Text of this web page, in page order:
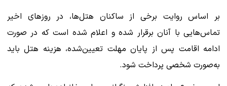
بر اساس روایت برخی از ساکنان هتل‌ها، در روزهای اخیر
تماس‌هایی با آنان برقرار شده و اعلام شده است که در صورت
ادامه اقامت پس از پایان مهلت تعیین‌شده، هزینه هتل باید
به‌صورت شخصی پرداخت شود.